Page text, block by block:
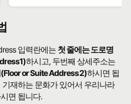
입력란에는 첫 줄에는 도로명
하시고, 두번째 상세주소는
(Floor or Suite Address2)하시면 됩
재하는 문화가 있어서 우리나라
면 됩니다.